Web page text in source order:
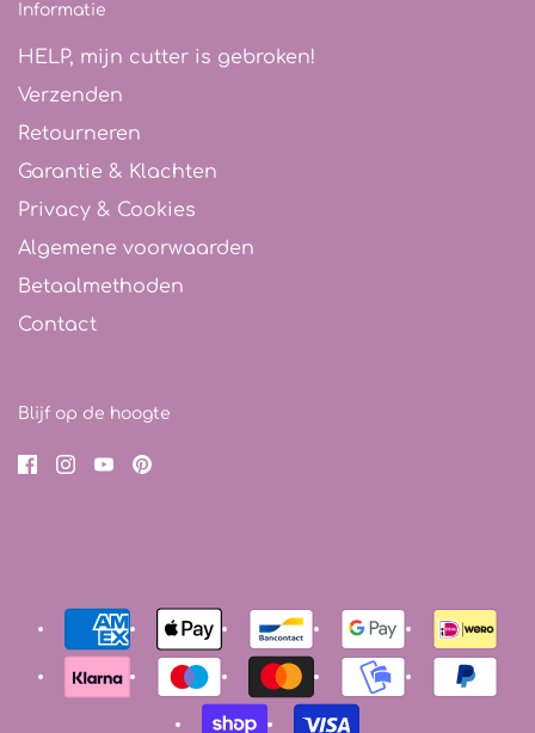
Informatie
HELP, mijn cutter is gebroken!
Verzenden
Retourneren
Garantie & Klachten
Privacy & Cookies
Algemene voorwaarden
Betaalmethoden
Contact
Blijf op de hoogte